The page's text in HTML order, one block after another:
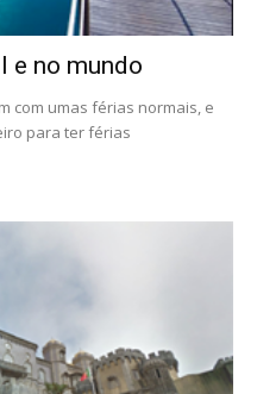
e no mundo
com umas férias normais, e
para ter férias